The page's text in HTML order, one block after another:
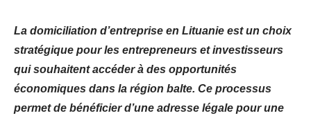
La domiciliation d’entreprise en Lituanie est un choix
stratégique pour les entrepreneurs et investisseurs
qui souhaitent accéder à des opportunités
économiques dans la région balte. Ce processus
permet de bénéficier d’une adresse légale pour une